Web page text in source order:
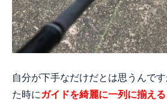
自分が下手なだけだとは思うんで
た時にガイドを綺麗に一列に揃え